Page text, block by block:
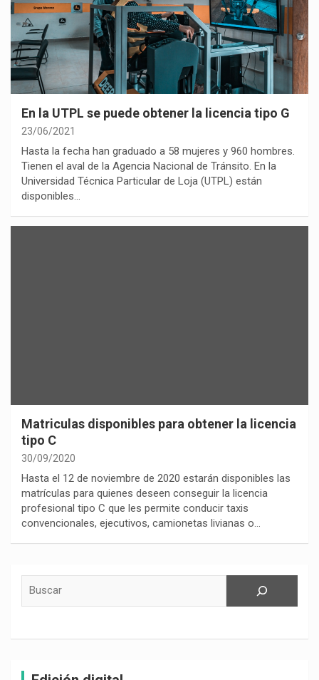
En la UTPL se puede obtener la licencia tipo G
23/06/2021
Hasta la fecha han graduado a 58 mujeres y 960 hombres.
Tienen el aval de la Agencia Nacional de Tránsito. En la
Universidad Técnica Particular de Loja (UTPL) están
disponibles…
Matriculas disponibles para obtener la licencia
tipo C
30/09/2020
Hasta el 12 de noviembre de 2020 estarán disponibles las
matrículas para quienes deseen conseguir la licencia
profesional tipo C que les permite conducir taxis
convencionales, ejecutivos, camionetas livianas o…